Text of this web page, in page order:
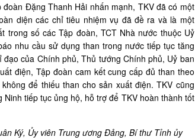
Đặng Thanh Hải nhấn mạnh, TKV đã có một
diện các chỉ tiêu nhiệm vụ đã đề ra và là một
trong số các Tập đoàn, TCT Nhà nước thuộc Uỷ
nhu cầu sử dụng than trong nước tiếp tục tăng
của Chính phủ, Thủ tướng Chính phủ, Uỷ ban
điện, Tập đoàn cam kết cung cấp đủ than theo
để thiếu than cho sản xuất điện. TKV cũng
tiếp tục ủng hộ, hỗ trợ để TKV hoàn thành tốt
Ký, Ủy viên Trung ương Đảng, Bí thư Tỉnh ủy